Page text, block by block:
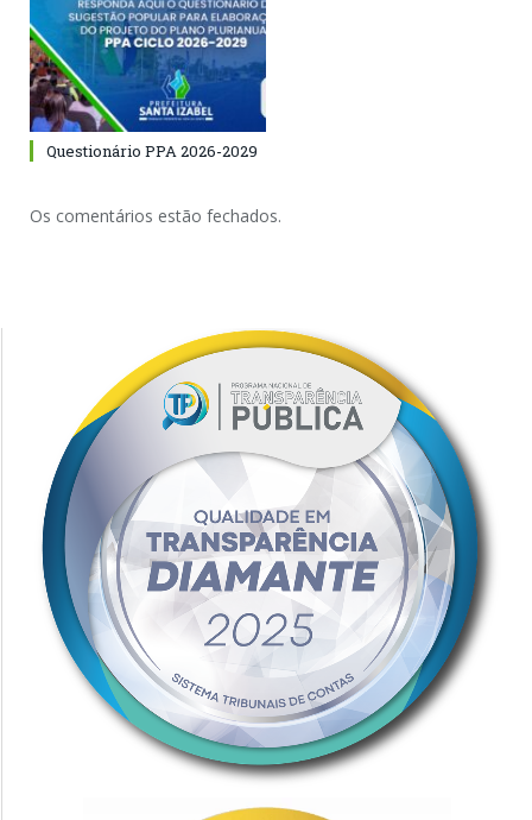
Questionário PPA 2026-2029
Os comentários estão fechados.